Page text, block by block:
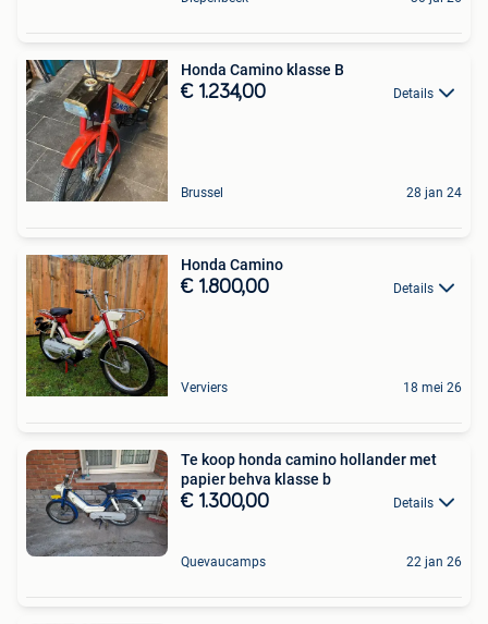
Honda Camino klasse B
€ 1.234,00 Details
Brussel 28 jan 24
Honda Camino
€ 1.800,00 Details
Verviers 18 mei 26
Te koop honda camino hollander met
papier behva klasse b
€ 1.300,00 Details
Quevaucamps 22 jan 26